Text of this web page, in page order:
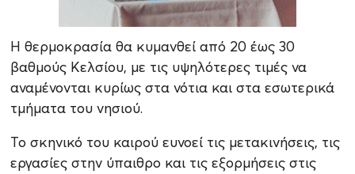
Η θερμοκρασία θα κυμανθεί από 20 έως 30
βαθμούς Κελσίου, με τις υψηλότερες τιμές να
αναμένονται κυρίως στα νότια και στα εσωτερικά
τμήματα του νησιού.
Το σκηνικό του καιρού ευνοεί τις μετακινήσεις, τις
εργασίες στην ύπαιθρο και τις εξορμήσεις στις